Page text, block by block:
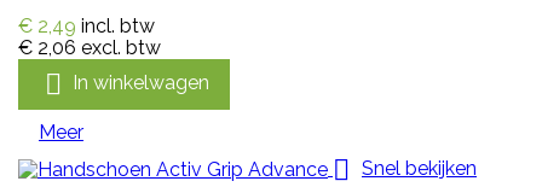
€ 2,49 incl. btw
€ 2,06 excl. btw
 In winkelwagen
Meer
 Snel bekijken